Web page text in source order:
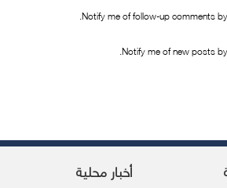
Notify me of follow-up comments
Notify me of new posts
أخبار محلية